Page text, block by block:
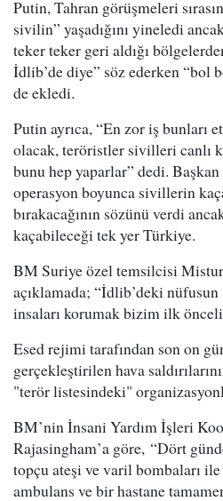
Putin, Tahran görüşmeleri
sivilin” yaşadığını yineledi
teker teker geri aldığı
İdlib’de diye” söz ederken “bol
de ekledi.
Putin ayrıca, “En zor iş bunları
olacak, teröristler sivilleri canlı
bunu hep yaparlar” dedi. Başkan
operasyon boyunca sivillerin
bırakacağının sözünü verdi
kaçabileceği tek yer Türkiye.
BM Suriye özel temsilcisi
açıklamada; “İdlib’deki
insaları korumak bizim ilk
Esed rejimi tarafından son on
gerçekleştirilen hava
"terör listesindeki"
BM’nin İnsani Yardım İşleri
Rajasingham’a göre, “Dört
topçu ateşi ve varil bombaları
ambulans ve bir hastane